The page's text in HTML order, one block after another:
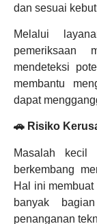
dan sesuai
Melalui
pemeriksaan
mendeteksi
membantu
dapat
🚗 Risiko
Masalah kecil
berkembang
Hal ini
banyak
penanganan